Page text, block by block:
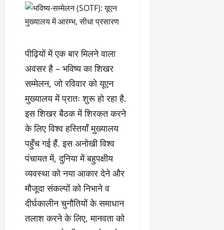
पीढ़ियों में एक बार मिलने वाला
अवसर है – भविष्य का शिखर
सम्मेलन, जो रविवार को यूएन
मुख्यालय में प्रातः शुरू हो रहा है.
इस शिखर बैठक में शिरकत करने
के लिए विश्व हस्तियाँ मुख्यालय
पहुँच गई हैं. इस अनोखी विश्व
पंचायत में, दुनिया में बहुपक्षीय
व्यवस्था को नया आकार देने और
मौजूदा संकल्पों को निभाने व
दीर्घकालीन चुनौतियों के समाधान
तलाश करने के लिए, मानवता को